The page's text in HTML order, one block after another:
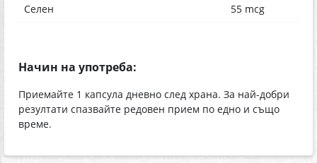
Селен
55 mcg
Начин на употреба:
Приемайте 1 капсула дневно след храна. За най-добри
резултати спазвайте редовен прием по едно и също
време.